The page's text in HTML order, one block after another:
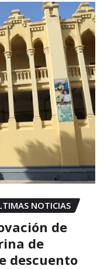
NOTICIAS
de
de
descuento